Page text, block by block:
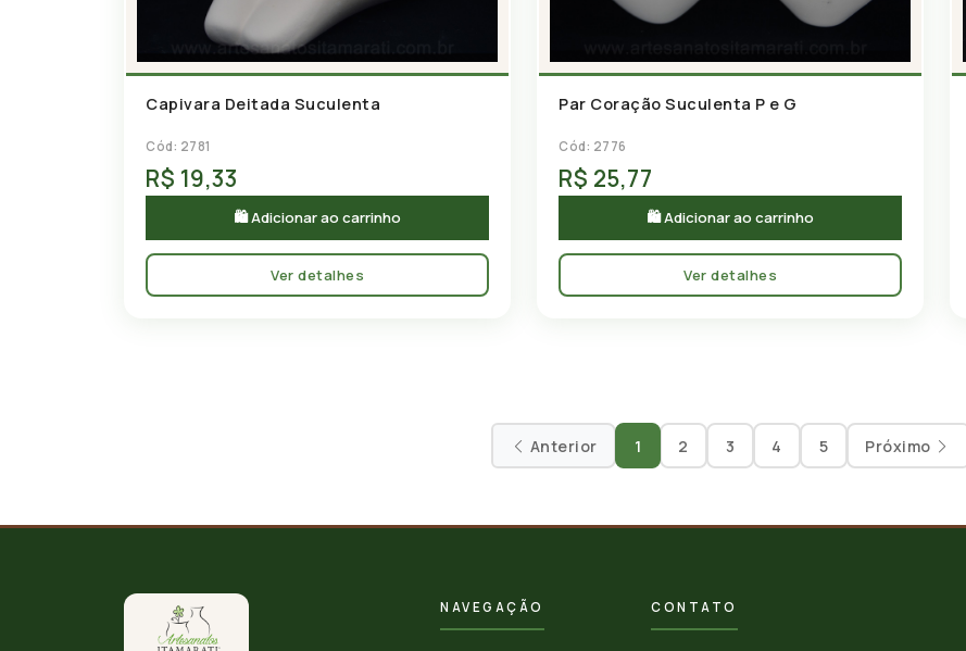
Capivara Deitada Suculenta
Cód: 2781
R$ 19,33
🛍 Adicionar ao carrinho
Ver detalhes
Par Coração Suculenta P e G
Cód: 2776
R$ 25,77
🛍 Adicionar ao carrinho
Ver detalhes
Anterior 1 2 3 4 5 Próximo
NAVEGAÇÃO CONTATO